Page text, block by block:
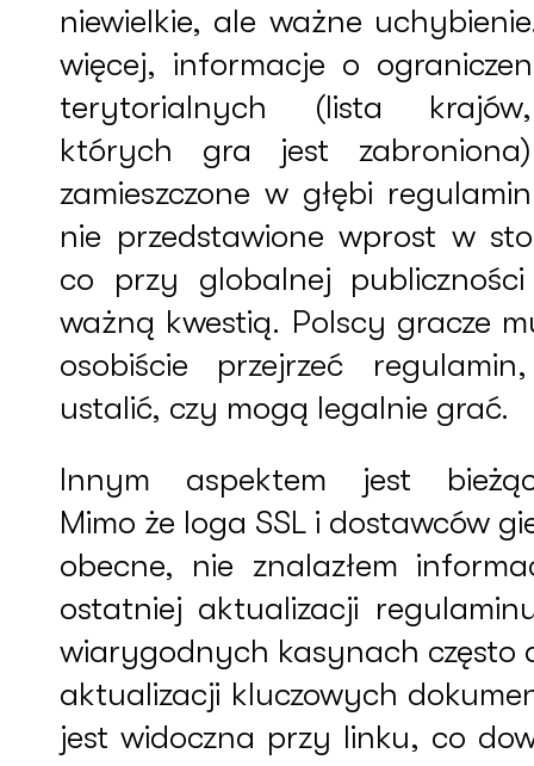
niewielkie, ale ważne
więcej, informacje o
terytorialnych (lista
których gra jest
zamieszczone w głębi
nie przedstawione wprost w
co przy globalnej
ważną kwestią. Polscy gracze
osobiście przejrzeć
ustalić, czy mogą legalnie grać.
Innym aspektem jest
Mimo że loga SSL i dostawców
obecne, nie znalazłem
ostatniej aktualizacji
wiarygodnych kasynach często
aktualizacji kluczowych
jest widoczna przy linku, co